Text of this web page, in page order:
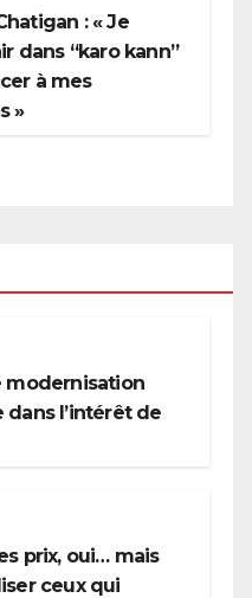
: « Je
dans “karo kann”
à mes
»
modernisation
dans l’intérêt de
prix, oui… mais
ceux qui